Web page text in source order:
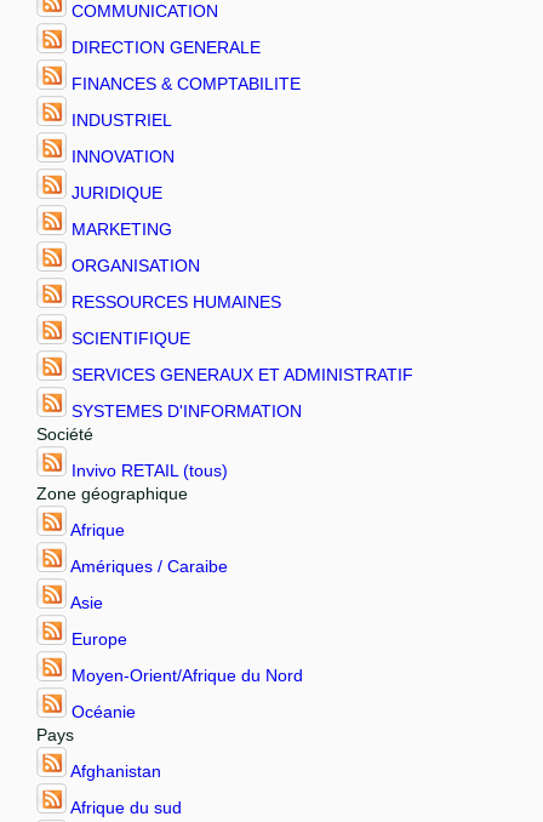
COMMUNICATION
DIRECTION GENERALE
FINANCES & COMPTABILITE
INDUSTRIEL
INNOVATION
JURIDIQUE
MARKETING
ORGANISATION
RESSOURCES HUMAINES
SCIENTIFIQUE
SERVICES GENERAUX ET ADMINISTRATIF
SYSTEMES D'INFORMATION
Société
Invivo RETAIL (tous)
Zone géographique
Afrique
Amériques / Caraibe
Asie
Europe
Moyen-Orient/Afrique du Nord
Océanie
Pays
Afghanistan
Afrique du sud